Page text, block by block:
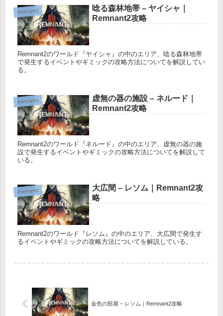
Remnant2
唸る森林地帯 – ヤイシャ｜
Remnant2攻略
Remnant2のワールド『ヤイシャ』の中のエリア、唸る森林地帯
で発生するイベントやギミックの攻略方法についてを解説してい
る。
Remnant2
虚無の器の施設 – ネルード｜
Remnant2攻略
Remnant2のワールド『ネルード』の中のエリア、虚無の器の施
設で発生するイベントやギミックの攻略方法についてを解説して
いる。
Remnant2
大広間 – レソム｜Remnant2攻
略
Remnant2のワールド『レソム』の中のエリア、大広間で発生す
るイベントやギミックの攻略方法についてを解説している。
金色の部屋 – レソム｜Remnant2攻略